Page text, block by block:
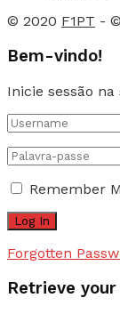
© 2020 F1PT -
Bem-vindo!
Inicie sessão
Remember
Forgotten
Retrieve